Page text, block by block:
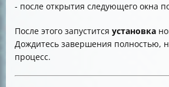
- после открытия следующего окна
После этого запустится установка
Дождитесь завершения полностью,
процесс.